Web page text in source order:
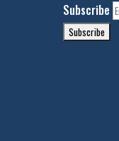
Subscribe